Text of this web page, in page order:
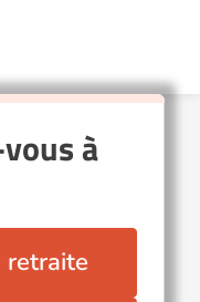
à
retraite